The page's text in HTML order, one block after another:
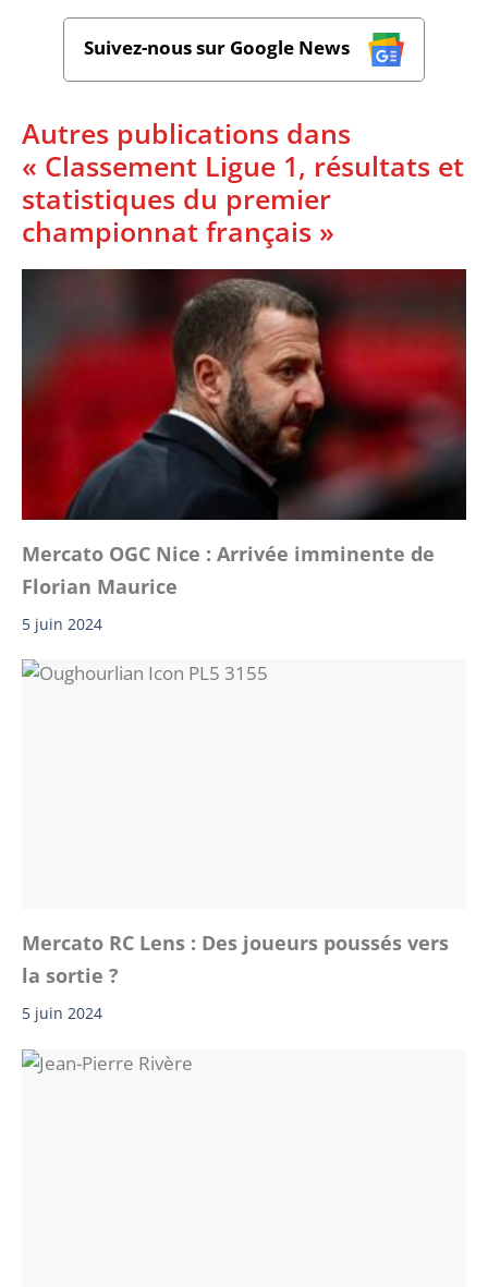
Suivez-nous sur Google News
Autres publications dans
« Classement Ligue 1, résultats et
statistiques du premier
championnat français »
Mercato OGC Nice : Arrivée imminente de
Florian Maurice
5 juin 2024
Mercato RC Lens : Des joueurs poussés vers
la sortie ?
5 juin 2024